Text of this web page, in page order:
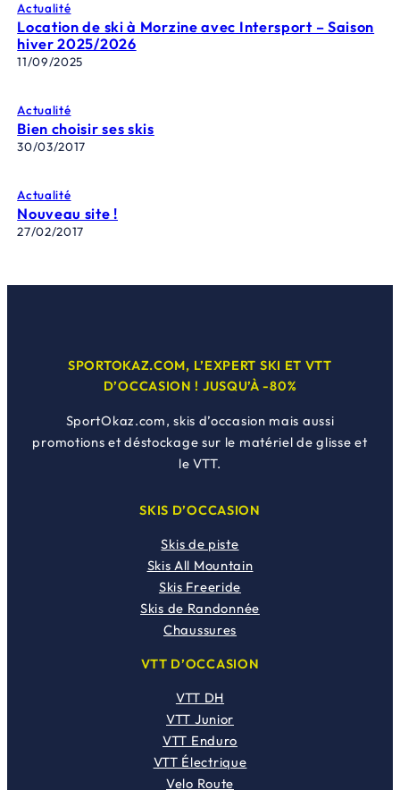
Actualité
Location de ski à Morzine avec Intersport – Saison
hiver 2025/2026
11/09/2025
Actualité
Bien choisir ses skis
30/03/2017
Actualité
Nouveau site !
27/02/2017
SPORTOKAZ.COM, L’EXPERT SKI ET VTT
D’OCCASION ! JUSQU’À -80%
SportOkaz.com, skis d’occasion mais aussi
promotions et déstockage sur le matériel de glisse et
le VTT.
SKIS D’OCCASION
Skis de piste
Skis All Mountain
Skis Freeride
Skis de Randonnée
Chaussures
VTT D’OCCASION
VTT DH
VTT Junior
VTT Enduro
VTT Électrique
Velo Route